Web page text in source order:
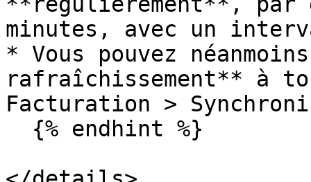
minutes, avec un
* Vous pouvez
rafraîchissement** à
Facturation >